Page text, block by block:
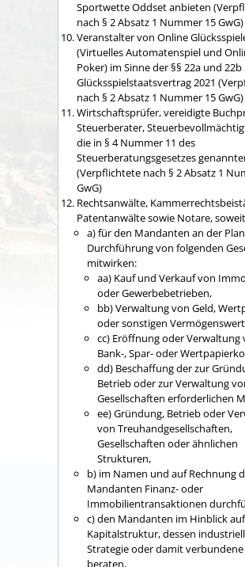
Sportwette Oddset anbieten
nach § 2 Absatz 1 Nummer 15 GwG)
Veranstalter von Online
(Virtuelles Automatenspiel und
Poker) im Sinne der §§ 22a und 22b
Glücksspielstaatsvertrag 2021
nach § 2 Absatz 1 Nummer 15 GwG)
Wirtschaftsprüfer, vereidigte
Steuerberater,
die in § 4 Nummer 11 des
Steuerberatungsgesetzes
(Verpflichtete nach § 2 Absatz 1
GwG)
Rechtsanwälte,
Patentanwälte sowie Notare,
a) für den Mandanten an der
Durchführung von folgenden
mitwirken:
aa) Kauf und Verkauf von
oder Gewerbebetrieben,
bb) Verwaltung von Geld,
oder sonstigen
cc) Eröffnung oder Verwaltung
Bank-, Spar- oder
dd) Beschaffung der zur
Betrieb oder zur Verwaltung
Gesellschaften erforderlichen
ee) Gründung, Betrieb oder
von Treuhandgesellschaften,
Gesellschaften oder ähnlichen
Strukturen,
b) im Namen und auf Rechnung
Mandanten Finanz- oder
Immobilientransaktionen
c) den Mandanten im Hinblick
Kapitalstruktur, dessen
Strategie oder damit verbundene
beraten,